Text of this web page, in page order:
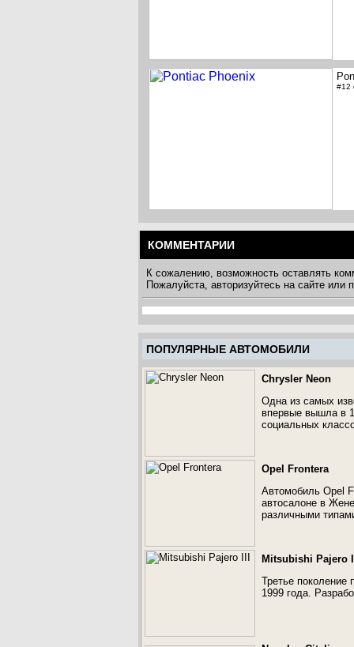
#12
КОММЕНТАРИИ
К сожалению, возможность оставлять
Пожалуйста, авторизуйтесь на сайте
ПОПУЛЯРНЫЕ АВТОМОБИЛИ
Chrysler Neon
Одна из самых
впервые вышла в
социальных
Opel Frontera
Автомобиль Opel
автосалоне в
различными
Mitsubishi Pajero
Третье
1999 года.